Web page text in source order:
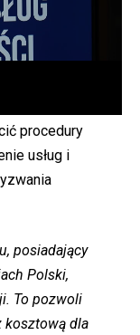
procedury
usług i
posiadający
Polski,
To pozwoli
kosztową dla